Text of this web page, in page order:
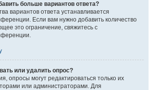
больше вариантов ответа?
вариантов ответа устанавливается
Если вам нужно добавить количество
это ограничение, свяжитесь с
или удалить опрос?
опросы могут редактироваться только их
или администраторами. Для